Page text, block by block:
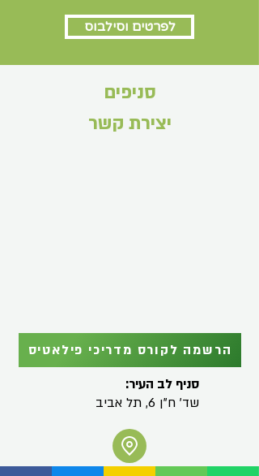
לפרטים וסילבוס
סניפים
יצירת קשר
הרשמה לקורס מדריכי פילאטיס
סניף לב העיר:
שד' ח"ן 6, תל אביב